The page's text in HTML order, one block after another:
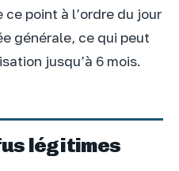
point à l’ordre du jour
générale, ce qui peut
jusqu’à 6 mois.
légitimes